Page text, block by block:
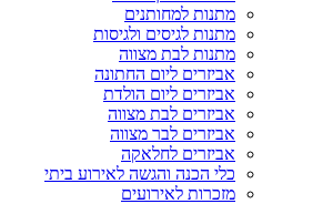
מתנות למחותנים
מתנות לגיסים ולגיסות
מתנות לבת מצווה
אביזרים ליום החתונה
אביזרים ליום הולדת
אביזרים לבת מצווה
אביזרים לבר מצווה
אביזרים לחלאקה
כלי הכנה והגשה לאירוע ביתי
מזכרות לאירועים